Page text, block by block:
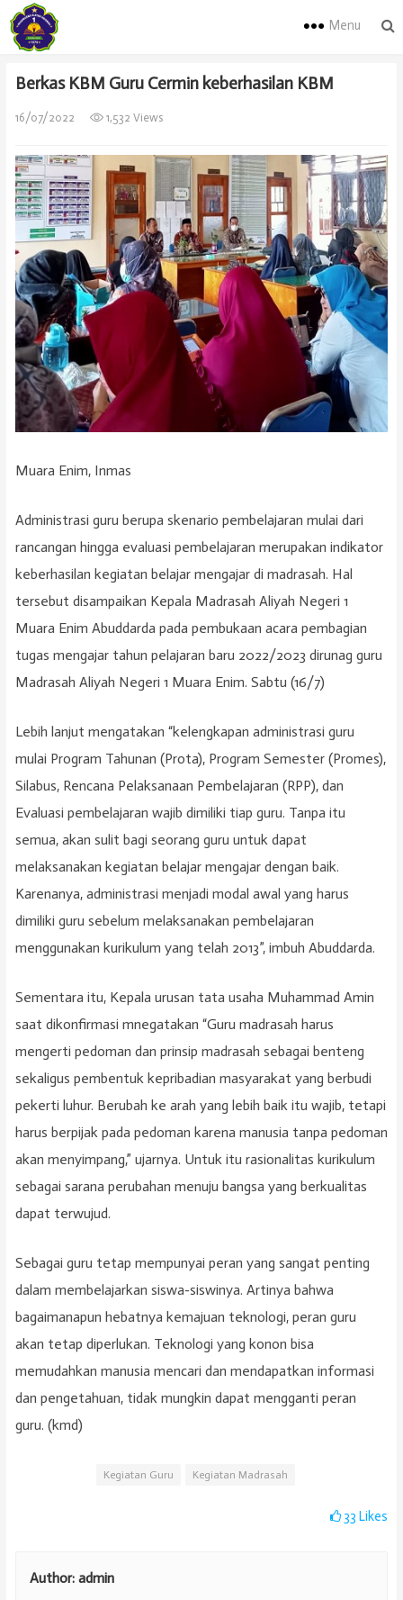
Menu
Berkas KBM Guru Cermin keberhasilan KBM
16/07/2022 1,532 Views
Muara Enim, Inmas
Administrasi guru berupa skenario pembelajaran mulai dari
rancangan hingga evaluasi pembelajaran merupakan indikator
keberhasilan kegiatan belajar mengajar di madrasah. Hal
tersebut disampaikan Kepala Madrasah Aliyah Negeri 1
Muara Enim Abuddarda pada pembukaan acara pembagian
tugas mengajar tahun pelajaran baru 2022/2023 dirunag guru
Madrasah Aliyah Negeri 1 Muara Enim. Sabtu (16/7)
Lebih lanjut mengatakan “kelengkapan administrasi guru
mulai Program Tahunan (Prota), Program Semester (Promes),
Silabus, Rencana Pelaksanaan Pembelajaran (RPP), dan
Evaluasi pembelajaran wajib dimiliki tiap guru. Tanpa itu
semua, akan sulit bagi seorang guru untuk dapat
melaksanakan kegiatan belajar mengajar dengan baik.
Karenanya, administrasi menjadi modal awal yang harus
dimiliki guru sebelum melaksanakan pembelajaran
menggunakan kurikulum yang telah 2013”, imbuh Abuddarda.
Sementara itu, Kepala urusan tata usaha Muhammad Amin
saat dikonfirmasi mnegatakan “Guru madrasah harus
mengerti pedoman dan prinsip madrasah sebagai benteng
sekaligus pembentuk kepribadian masyarakat yang berbudi
pekerti luhur. Berubah ke arah yang lebih baik itu wajib, tetapi
harus berpijak pada pedoman karena manusia tanpa pedoman
akan menyimpang,” ujarnya. Untuk itu rasionalitas kurikulum
sebagai sarana perubahan menuju bangsa yang berkualitas
dapat terwujud.
Sebagai guru tetap mempunyai peran yang sangat penting
dalam membelajarkan siswa-siswinya. Artinya bahwa
bagaimanapun hebatnya kemajuan teknologi, peran guru
akan tetap diperlukan. Teknologi yang konon bisa
memudahkan manusia mencari dan mendapatkan informasi
dan pengetahuan, tidak mungkin dapat mengganti peran
guru. (kmd)
Kegiatan Guru Kegiatan Madrasah
33Likes
Author: admin